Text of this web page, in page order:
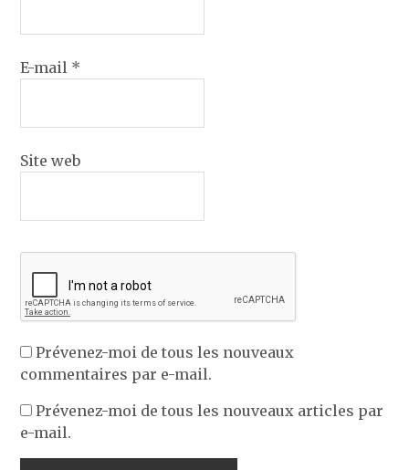
E-mail *
Site web
Prévenez-moi de tous les nouveaux
commentaires par e-mail.
Prévenez-moi de tous les nouveaux articles par
e-mail.